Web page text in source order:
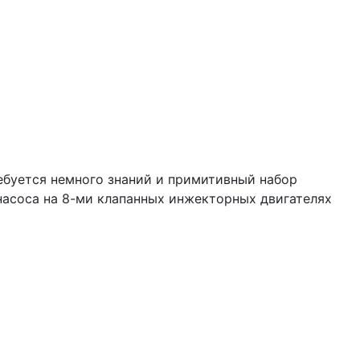
немного знаний и примитивный набор
на 8-ми клапанных инжекторных двигателях